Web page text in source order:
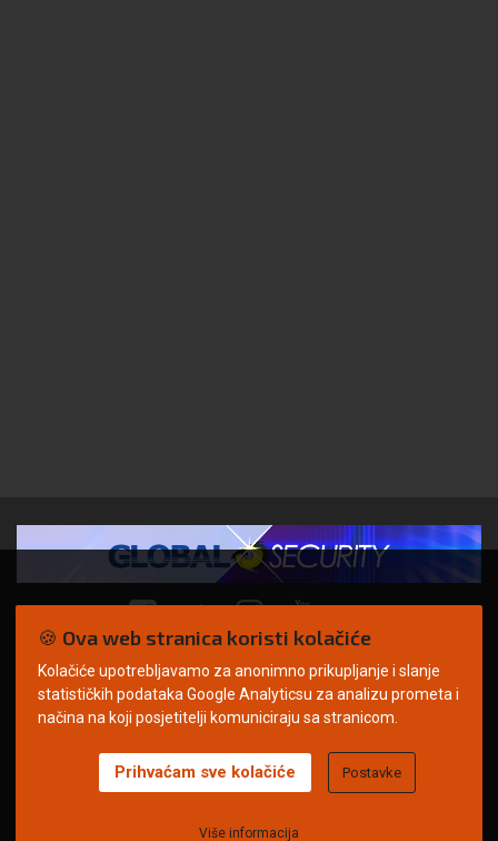
© Copyright 2026. | ARILEO
Uvjeti korištenja Politika privatnosti
Impressum
🍪 Ova web stranica koristi kolačiće
Kolačiće upotrebljavamo za anonimno prikupljanje i slanje
statističkih podataka Google Analyticsu za analizu prometa i
načina na koji posjetitelji komuniciraju sa stranicom.
Više informacija
Prihvaćam sve kolačiće Postavke